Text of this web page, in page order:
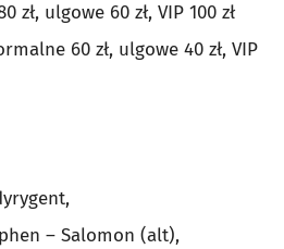
zł, ulgowe 60 zł, VIP 100 zł
60 zł, ulgowe 40 zł, VIP
– Salomon (alt),